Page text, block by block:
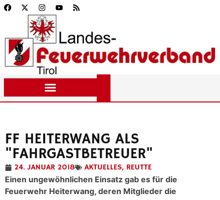
FF HEITERWANG ALS
"FAHRGASTBETREUER"
24. JANUAR 2018 AKTUELLES, REUTTE
Einen ungewöhnlichen Einsatz gab es für die
Feuerwehr Heiterwang, deren Mitglieder die